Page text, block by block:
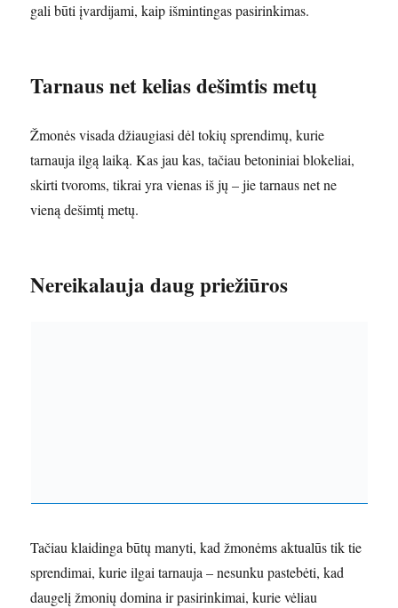
gali būti įvardijami, kaip išmintingas pasirinkimas.
Tarnaus net kelias dešimtis metų
Žmonės visada džiaugiasi dėl tokių sprendimų, kurie
tarnauja ilgą laiką. Kas jau kas, tačiau betoniniai blokeliai,
skirti tvoroms, tikrai yra vienas iš jų – jie tarnaus net ne
vieną dešimtį metų.
Nereikalauja daug priežiūros
Tačiau klaidinga būtų manyti, kad žmonėms aktualūs tik tie
sprendimai, kurie ilgai tarnauja – nesunku pastebėti, kad
daugelį žmonių domina ir pasirinkimai, kurie vėliau